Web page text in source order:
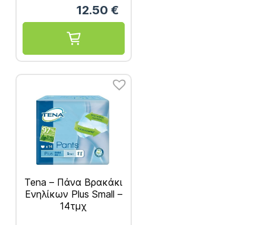
12.50 €
Tena – Πάνα Βρακάκι
Ενηλίκων Plus Small –
14τμχ